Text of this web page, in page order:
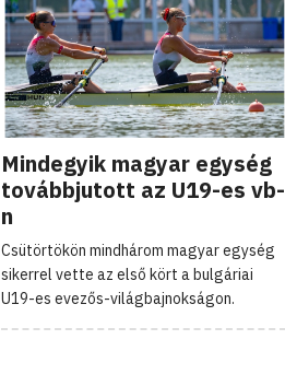
Mindegyik magyar egység
továbbjutott az U19-es vb-
n
Csütörtökön mindhárom magyar egység
sikerrel vette az első kört a bulgáriai
U19-es evezős-világbajnokságon.